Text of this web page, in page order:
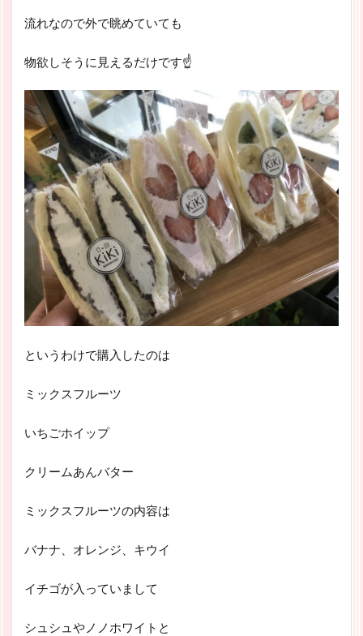
流れなので外で眺めていても
物欲しそうに見えるだけです☝
というわけで購入したのは
ミックスフルーツ
いちごホイップ
クリームあんバター
ミックスフルーツの内容は
バナナ、オレンジ、キウイ
イチゴが入っていまして
シュシュやノノホワイトと